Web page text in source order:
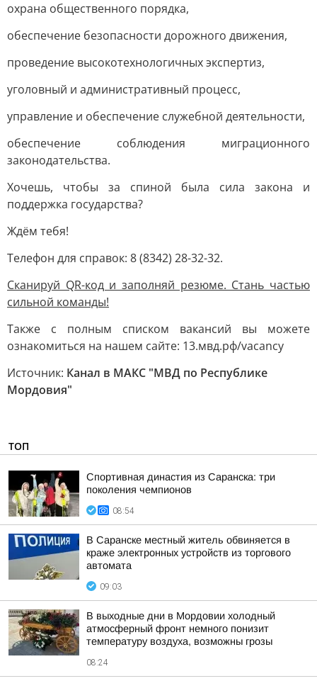
охрана общественного порядка,
обеспечение безопасности дорожного движения,
проведение высокотехнологичных экспертиз,
уголовный и административный процесс,
управление и обеспечение служебной деятельности,
обеспечение соблюдения миграционного
законодательства.
Хочешь, чтобы за спиной была сила закона и
поддержка государства?
Ждём тебя!
Телефон для справок: 8 (8342) 28-32-32.
Сканируй QR-код и заполняй резюме. Стань частью
сильной команды!
Также с полным списком вакансий вы можете
ознакомиться на нашем сайте: 13.мвд.рф/vacancy
Источник: Канал в МАКС "МВД по Республике
Мордовия"
ТОП
Спортивная династия из Саранска: три
поколения чемпионов
08:54
В Саранске местный житель обвиняется в
краже электронных устройств из торгового
автомата
09:03
В выходные дни в Мордовии холодный
атмосферный фронт немного понизит
температуру воздуха, возможны грозы
08:24